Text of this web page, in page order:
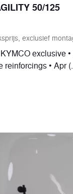
50/125
exclusief
exclusive
reinforcings • Apr